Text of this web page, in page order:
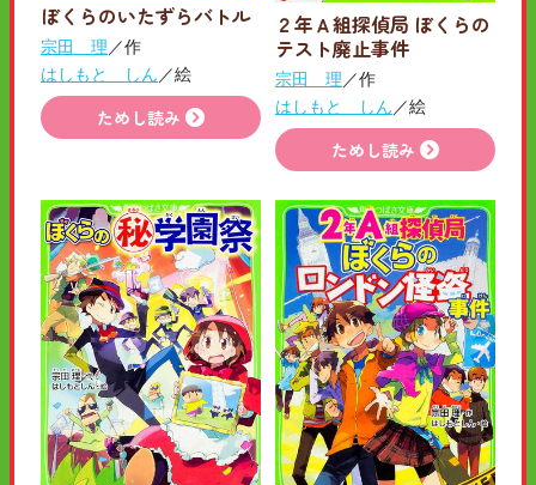
ぼくらのいたずらバトル
宗田 理 ／作
はしもと しん ／絵
ためし読み
２年Ａ組探偵局 ぼくらの
テスト廃止事件
宗田 理 ／作
はしもと しん ／絵
ためし読み